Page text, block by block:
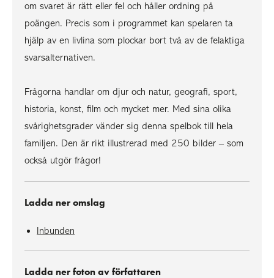
om svaret är rätt eller fel och håller ordning på
poängen. Precis som i programmet kan spelaren ta
hjälp av en livlina som plockar bort två av de felaktiga
svarsalternativen.
Frågorna handlar om djur och natur, geografi, sport,
historia, konst, film och mycket mer. Med sina olika
svårighetsgrader vänder sig denna spelbok till hela
familjen. Den är rikt illustrerad med 250 bilder – som
också utgör frågor!
Ladda ner omslag
Inbunden
Ladda ner foton av författaren